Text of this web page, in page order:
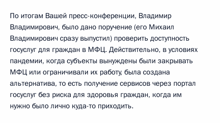
По итогам Вашей пресс-конференции, Владимир
Владимирович, было дано поручение (его Михаил
Владимирович сразу выпустил) проверить доступность
госуслуг для граждан в МФЦ. Действительно, в условиях
пандемии, когда субъекты вынуждены были закрывать
МФЦ или ограничивали их работу, была создана
альтернатива, то есть получение сервисов через портал
госуслуг без риска для здоровья граждан, когда им
нужно было лично куда-то приходить.